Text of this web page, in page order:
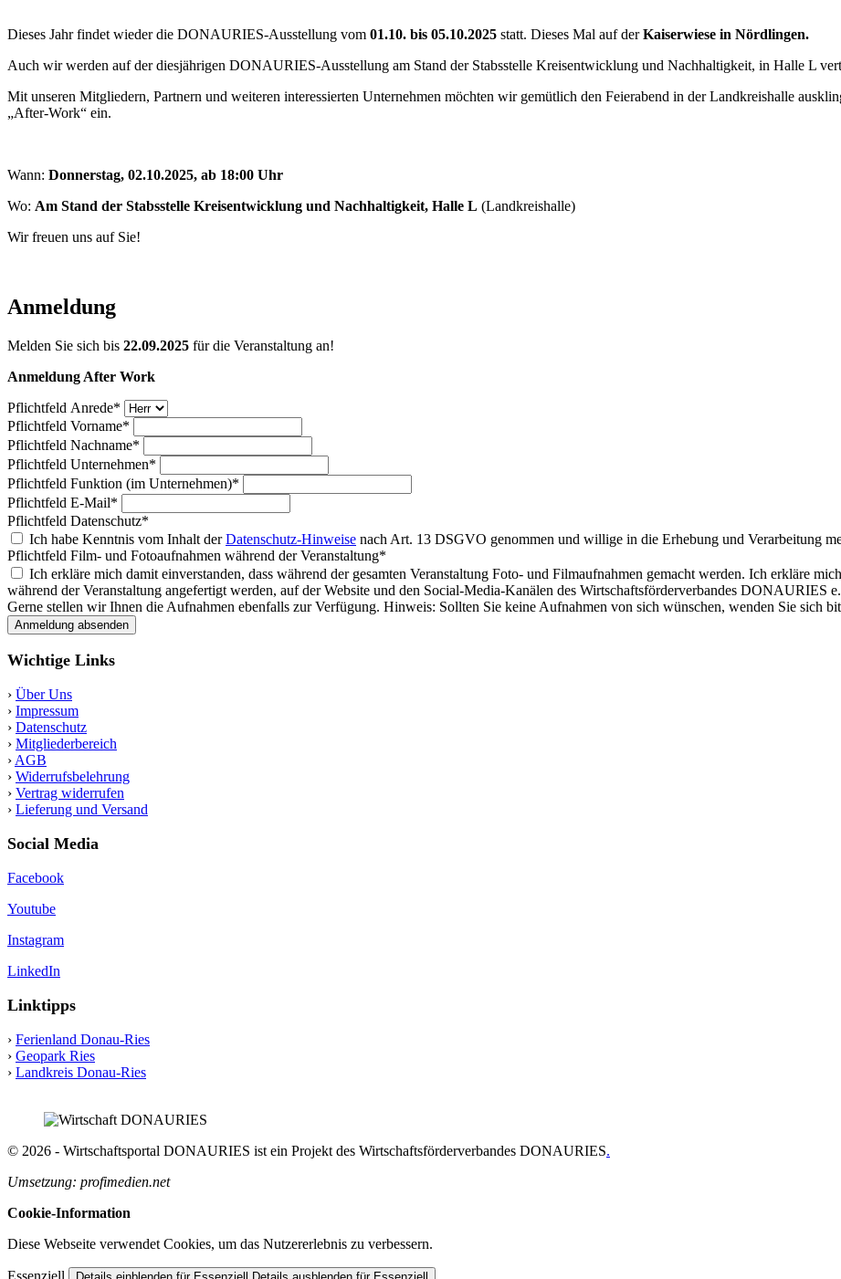
Dieses Jahr findet wieder die DONAURIES-Ausstellung vom 01.10. bis 05.10.2025 statt. Dieses Mal auf derKaiserwiese in Nördlingen.
Auch wir werden auf der diesjährigen DONAURIES-Ausstellung am Stand der Stabsstelle Kreisentwicklung und Nachhaltigkeit, in Halle L
Mit unseren Mitgliedern, Partnern und weiteren interessierten Unternehmen möchten wir gemütlich den Feierabend in der Landkreishalle
„After-Work“ ein.
Wann: Donnerstag, 02.10.2025, ab 18:00 Uhr
Wo: Am Stand der Stabsstelle Kreisentwicklung und Nachhaltigkeit, Halle L (Landkreishalle)
Wir freuen uns auf Sie!
Anmeldung
Melden Sie sich bis 22.09.2025 für die Veranstaltung an!
Anmeldung After Work
Pflichtfeld Anrede*
Pflichtfeld Vorname*
Pflichtfeld Nachname*
Pflichtfeld Unternehmen*
Pflichtfeld Funktion (im Unternehmen)*
Pflichtfeld E-Mail*
Pflichtfeld Datenschutz*
Ich habe Kenntnis vom Inhalt derDatenschutz-Hinweise nach Art. 13 DSGVO genommen und willige in die Erhebung und Verarbeitung
Pflichtfeld Film- und Fotoaufnahmen während der Veranstaltung*
Ich erkläre mich damit einverstanden, dass während der gesamten Veranstaltung Foto- und Filmaufnahmen gemacht werden. Ich erkläre
während der Veranstaltung angefertigt werden, auf der Website und den Social-Media-Kanälen des Wirtschaftsförderverbandes
Gerne stellen wir Ihnen die Aufnahmen ebenfalls zur Verfügung. Hinweis: Sollten Sie keine Aufnahmen von sich wünschen, wenden Sie sich
Anmeldung absenden
Wichtige Links
› Über Uns
› Impressum
› Datenschutz
› Mitgliederbereich
› AGB
› Widerrufsbelehrung
› Vertrag widerrufen
› Lieferung und Versand
Social Media
Facebook
Youtube
Instagram
LinkedIn
Linktipps
› Ferienland Donau-Ries
› Geopark Ries
› Landkreis Donau-Ries
© 2026 - Wirtschaftsportal DONAURIES ist ein Projekt des Wirtschaftsförderverbandes DONAURIES.
Umsetzung: profimedien.net
Cookie-Information
Diese Webseite verwendet Cookies, um das Nutzererlebnis zu verbessern.